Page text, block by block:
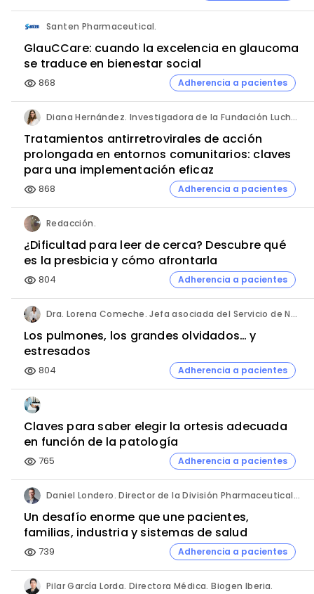
Santen Pharmaceutical.
GlauCCare: cuando la excelencia en glaucoma
se traduce en bienestar social
visibility 868 Adherencia a pacientes
Diana Hernández. Investigadora de la Fundación Lucha contra las Infecciones y del Hospital Germans Trias i Pujol.
Tratamientos antirretrovirales de acción
prolongada en entornos comunitarios: claves
para una implementación eficaz
visibility 868 Adherencia a pacientes
Redacción.
¿Dificultad para leer de cerca? Descubre qué
es la presbicia y cómo afrontarla
visibility 804 Adherencia a pacientes
Dra. Lorena Comeche. Jefa asociada del Servicio de Neumología. Hospital Universitario Quirónsalud Madrid.
Los pulmones, los grandes olvidados… y
estresados
visibility 804 Adherencia a pacientes
Claves para saber elegir la ortesis adecuada
en función de la patología
visibility 765 Adherencia a pacientes
Daniel Londero. Director de la División Pharmaceuticals. Bayer de México.
Un desafío enorme que une pacientes,
familias, industria y sistemas de salud
visibility 739 Adherencia a pacientes
Pilar García Lorda. Directora Médica. Biogen Iberia.